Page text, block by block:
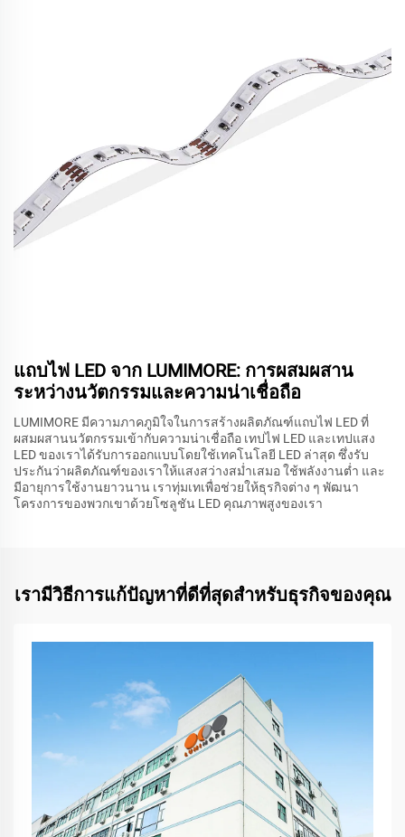
แถบไฟ LED จาก LUMIMORE: การผสมผสาน
ระหว่างนวัตกรรมและความน่าเชื่อถือ
LUMIMORE มีความภาคภูมิใจในการสร้างผลิตภัณฑ์แถบไฟ LED ที่
ผสมผสานนวัตกรรมเข้ากับความน่าเชื่อถือ เทปไฟ LED และเทปแสง
LED ของเราได้รับการออกแบบโดยใช้เทคโนโลยี LED ล่าสุด ซึ่งรับ
ประกันว่าผลิตภัณฑ์ของเราให้แสงสว่างสม่ำเสมอ ใช้พลังงานต่ำ และ
มีอายุการใช้งานยาวนาน เราทุ่มเทเพื่อช่วยให้ธุรกิจต่าง ๆ พัฒนา
โครงการของพวกเขาด้วยโซลูชัน LED คุณภาพสูงของเรา
เรามีวิธีการแก้ปัญหาที่ดีที่สุดสำหรับธุรกิจของคุณ